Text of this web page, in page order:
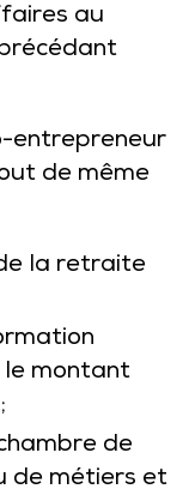
au
entrepreneur
de même
la retraite
le montant
de
de métiers et